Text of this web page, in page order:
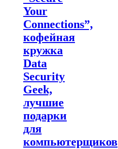
Your
Connections”,
кофейная
кружка
Data
Security
Geek,
лучшие
подарки
для
компьютерщиков